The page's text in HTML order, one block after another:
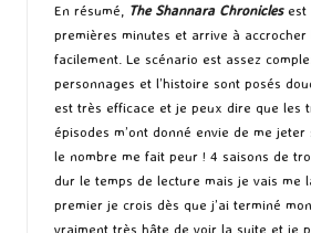
En résumé, The Shannara Chroniclesest
premières minutes et arrive à
facilement. Le scénario est assez
personnages et l’histoire sont posés
est très efficace et je peux dire que les
épisodes m’ont donné envie de me
le nombre me fait peur ! 4 saisons de
dur le temps de lecture mais je vais me
premier je crois dès que j’ai terminé
vraiment très hâte de voir la suite et je